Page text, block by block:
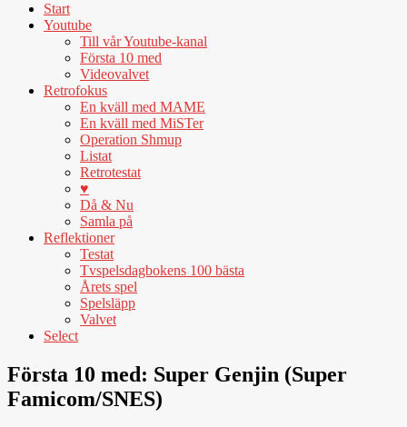
Start
Youtube
Till vår Youtube-kanal
Första 10 med
Videovalvet
Retrofokus
En kväll med MAME
En kväll med MiSTer
Operation Shmup
Listat
Retrotestat
♥
Då & Nu
Samla på
Reflektioner
Testat
Tvspelsdagbokens 100 bästa
Årets spel
Spelsläpp
Valvet
Select
Första 10 med: Super Genjin (Super
Famicom/SNES)